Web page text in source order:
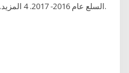
السلع عام